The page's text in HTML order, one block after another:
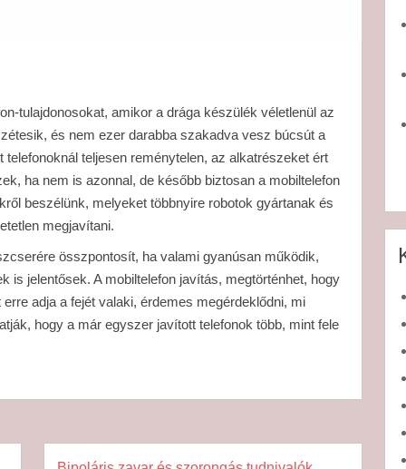
tulajdonosokat, amikor a drága készülék véletlenül az
és nem ezer darabba szakadva vesz búcsút a
teljesen reménytelen, az alkatrészeket ért
ha nem is azonnal, de később biztosan a mobiltelefon
beszélünk, melyeket többnyire robotok gyártanak és
megjavítani.
összpontosít, ha valami gyanúsan működik,
is jelentősek. A mobiltelefon javítás, megtörténhet, hogy
adja a fejét valaki, érdemes megérdeklődni, mi
hogy a már egyszer javított telefonok több, mint fele